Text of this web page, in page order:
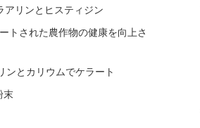
アリンとヒスティジン
トされた農作物の健康を向上さ
ンとカリウムでケラート
末